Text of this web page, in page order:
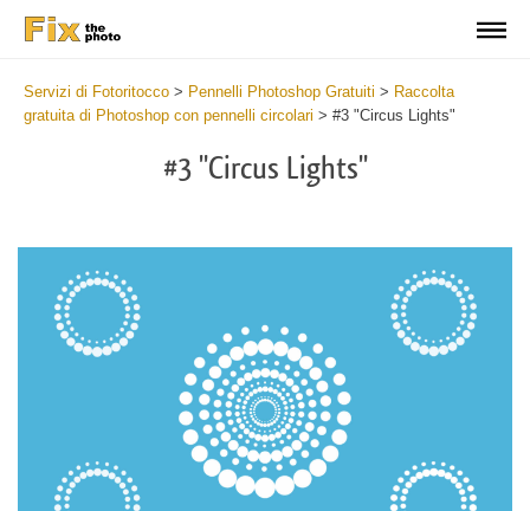
Servizi di Fotoritocco > Pennelli Photoshop Gratuiti > Raccolta
gratuita di Photoshop con pennelli circolari > #3 "Circus Lights"
#3 "Circus Lights"